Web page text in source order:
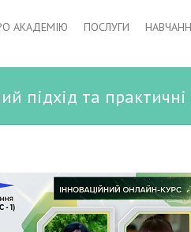
АКАДЕМІЮ ПОСЛУГИ
підхід та